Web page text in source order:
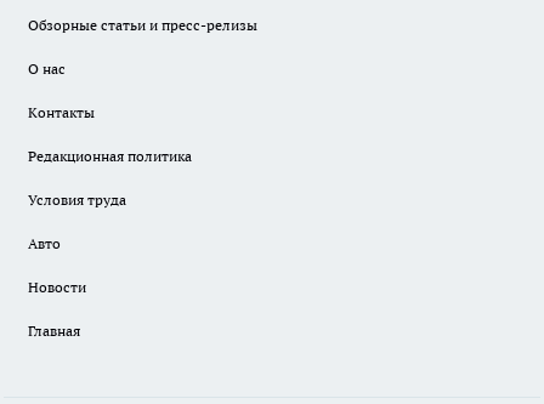
Обзорные статьи и пресс-релизы
О нас
Контакты
Редакционная политика
Условия труда
Авто
Новости
Главная